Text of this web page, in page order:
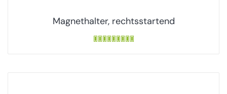
Magnethalter, rechtsstartend